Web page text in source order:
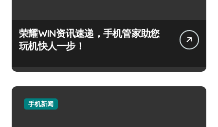
荣耀WIN资讯速递，手机管家助您
玩机快人一步！
手机新闻